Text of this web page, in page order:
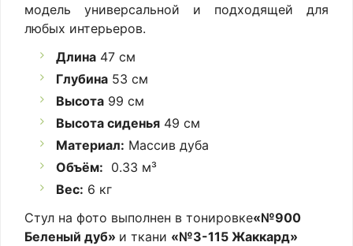
модель универсальной и подходящей для
любых интерьеров.
Длина 47 см
Глубина 53 см
Высота 99 см
Высота сиденья 49 см
Материал: Массив дуба
Объём: 0.33 м³
Вес: 6 кг
Стул на фото выполнен в тонировке«№900
Беленый дуб» и ткани «№3-115 Жаккард»